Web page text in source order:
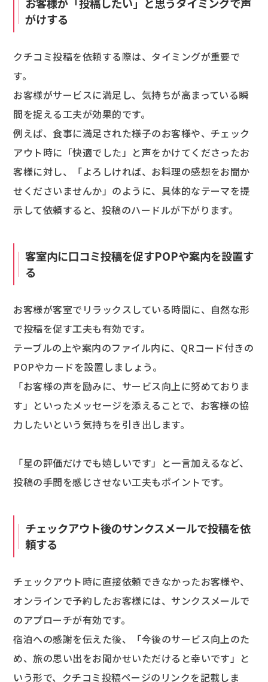
お客様が「投稿したい」と思うタイミングで声
がけする
クチコミ投稿を依頼する際は、タイミングが重要で
す。
お客様がサービスに満足し、気持ちが高まっている瞬
間を捉える工夫が効果的です。
例えば、食事に満足された様子のお客様や、チェック
アウト時に「快適でした」と声をかけてくださったお
客様に対し、「よろしければ、お料理の感想をお聞か
せくださいませんか」のように、具体的なテーマを提
示して依頼すると、投稿のハードルが下がります。
客室内に口コミ投稿を促すPOPや案内を設置す
る
お客様が客室でリラックスしている時間に、自然な形
で投稿を促す工夫も有効です。
テーブルの上や案内のファイル内に、QRコード付きの
POPやカードを設置しましょう。
「お客様の声を励みに、サービス向上に努めておりま
す」といったメッセージを添えることで、お客様の協
力したいという気持ちを引き出します。
「星の評価だけでも嬉しいです」と一言加えるなど、
投稿の手間を感じさせない工夫もポイントです。
チェックアウト後のサンクスメールで投稿を依
頼する
チェックアウト時に直接依頼できなかったお客様や、
オンラインで予約したお客様には、サンクスメールで
のアプローチが有効です。
宿泊への感謝を伝えた後、「今後のサービス向上のた
め、旅の思い出をお聞かせいただけると幸いです」と
いう形で、クチコミ投稿ページのリンクを記載しま